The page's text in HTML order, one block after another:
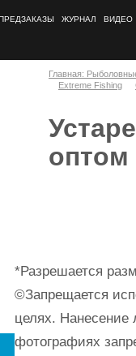
ЖУРНАЛ ВИДЕО
Главная:
Extreme Fishing
оптом
*Разрешается
©Запрещается
целях. Нанесение
фотографиях